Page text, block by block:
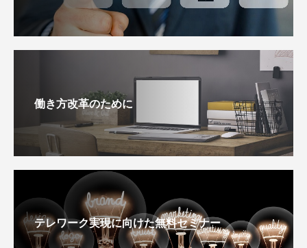
働き方改革のために
テレワーク実現に向けた無料セミナー